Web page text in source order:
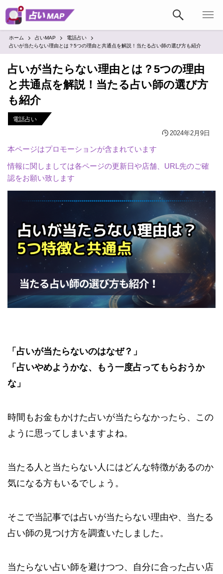
ホーム 占いMAP
電話占い
占いが当たらない理由とは？5つの理由と共通点を解説！当たる占い師の選び方も紹介
占いが当たらない理由とは？5つの理由
と共通点を解説！当たる占い師の選び方
も紹介
電話占い
2024年2月9日
本ページはプロモーションが含まれています
情報に関しましては各ページの更新日や店舗、URL先のご確
認をお願い致します
「占いが当たらないのはなぜ？」
「占いやめようかな、もう一度占ってもらおうか
な」
時間もお金もかけた占いが当たらなかったら、この
ように思ってしまいますよね。
当たる人と当たらない人にはどんな特徴があるのか
気になる方もいるでしょう。
そこで当記事では占いが当たらない理由や、当たる
占い師の見つけ方を調査いたしました。
当たらない占い師を避けつつ、自分に合った占い店